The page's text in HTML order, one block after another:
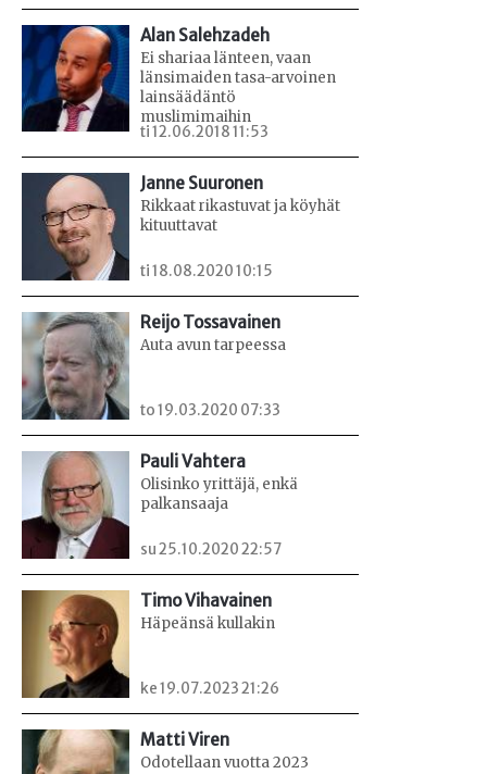
Alan Salehzadeh
Ei shariaa länteen, vaan
länsimaiden tasa-arvoinen
lainsäädäntö
muslimimaihin
ti 12.06.2018 11:53
Janne Suuronen
Rikkaat rikastuvat ja köyhät
kituuttavat
ti 18.08.2020 10:15
Reijo Tossavainen
Auta avun tarpeessa
to 19.03.2020 07:33
Pauli Vahtera
Olisinko yrittäjä, enkä
palkansaaja
su 25.10.2020 22:57
Timo Vihavainen
Häpeänsä kullakin
ke 19.07.2023 21:26
Matti Viren
Odotellaan vuotta 2023